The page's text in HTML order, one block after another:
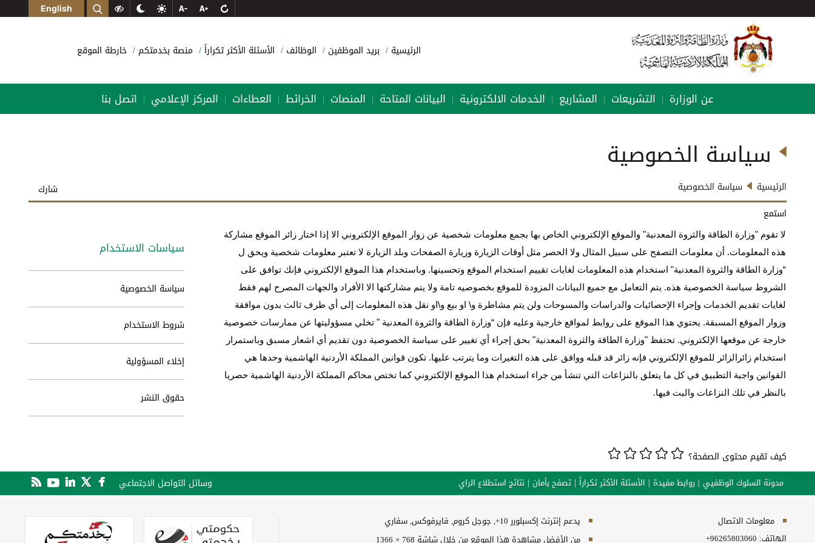
English
الرئيسية بريد الموظفين الوظائف الأسئلة الأكثر تكراراً منصة بخدمتكم خارطة الموقع
عن الوزارة | التشريعات | المشاريع | الخدمات الالكترونية | البيانات المتاحة | المنصات | الخرائط | العطاءات | المركز الإعلامي | اتصل بنا
سياسة الخصوصية
الرئيسية سياسة الخصوصية
شارك
استمع
لا تقوم "وزارة الطاقة والثروة المعدنية" والموقع الإلكتروني الخاص بها بجمع معلومات شخصية عن زوار الموقع ‏الإلكتروني الا إذا اختار زائر الموقع مشاركة
هذه المعلومات. أن معلومات التصفح على سبيل المثال ولا الحصر مثل أوقات الزيارة وزيارة الصفحات وبلد الزيارة لا تعتبر معلومات شخصية ويحق ل
“وزارة الطاقة والثروة المعدنية" استخدام هذه المعلومات لغايات تقييم استخدام الموقع وتحسينها. وباستخدام هذا الموقع الإلكتروني فإنك توافق على
الشروط سياسة الخصوصية هذه. يتم التعامل مع جميع البيانات المزودة للموقع بخصوصيه تامة ولا يتم مشاركتها الا الأفراد والجهات ‏المصرح لهم فقط
لغايات تقديم الخدمات وإجراء الإحصائيات والدراسات والمسوحات ولن يتم مشاطرة و\ او بيع و\او نقل هذه المعلومات إلى أي طرف ثالث بدون موافقة
وزوار الموقع المسبقة. يحتوي هذا الموقع على روابط لمواقع خارجية وعليه فإن “وزارة الطاقة والثروة المعدنية " تخلي مسؤوليتها عن ممارسات خصوصية
خارجة عن موقعها الإلكتروني. تحتفظ "وزارة الطاقة والثروة المعدنية" بحق إجراء أي تغيير على سياسة الخصوصية دون تقديم أي اشعار مسبق وباستمرار
استخدام زائرالزائر للموقع الإلكتروني فإنه زائر قد قبله ووافق على هذه التغيرات وما يترتب عليها. ‏تكون قوانين المملكة الأردنية الهاشمية وحدها هي
القوانين واجبة التطبيق في كل ما يتعلق بالنزاعات التي تنشأ من جراء استخدام هذا الموقع الإلكتروني كما تختص محاكم المملكة الأردنية الهاشمية حصريا
بالنظر في تلك النزاعات والبت فيها.
سياسات الاستخدام
سياسة الخصوصية
شروط الاستخدام
إخلاء المسؤولية
حقوق النشر
كيف تقيم محتوى الصفحة؟
مدونة السلوك الوظفيي روابط مفيدة الأسئلة الأكثر تكراراً تصفح بأمان نتائج استطلاع الراي وسائل التواصل الاجتماعي
معلومات الاتصال
الهاتف: +96265803060
يدعم إنترنت إكسبلورر 10+, جوجل كروم, فايرفوكس, سفاري
من الأفضل مشاهدة هذا الموقع من خلال شاشة 768 × 1366